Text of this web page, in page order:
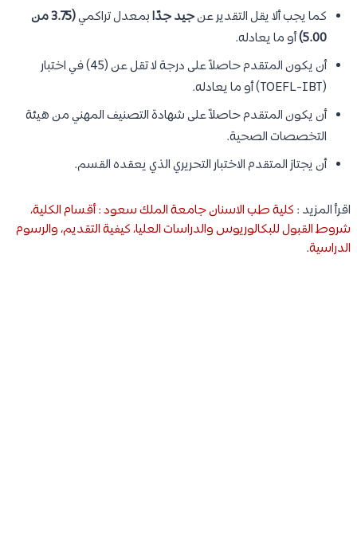
كما يجب ألا يقل التقدير عنجيد جدًابمعدل تراكمي
(3.75 من
5.00) أو ما يعادله.
أن يكون المتقدم حاصلاً على درجة لا تقل عن (45) في اختبار
(TOEFL-IBT) أو ما يعادله.
أن يكون المتقدم حاصلاً على شهادة التصنيف المهني من هيئة
التخصصات الصحية.
أن يجتاز المتقدم الاختبار التحريري الذي يعقده القسم.
اقرأ المزيد : كلية طب الاسنان جامعة الملك سعود : أقسام الكلية،
شروط القبول للبكالوريوس والدراسات العليا، كيفية التقديم، والرسوم
الدراسية.